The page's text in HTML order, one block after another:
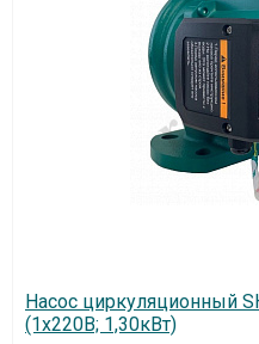
Насос циркуляционный
(1х220В; 1,30кВт)